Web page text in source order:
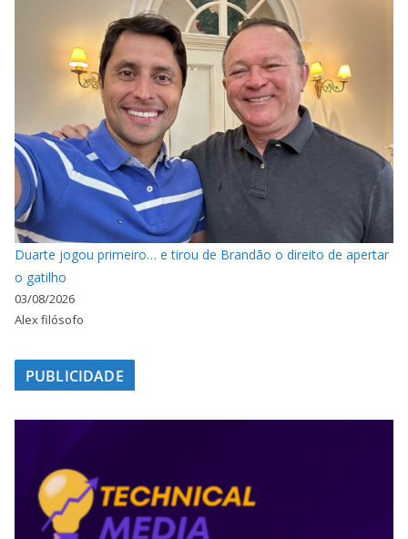
Duarte jogou primeiro… e tirou de Brandão o direito de apertar
o gatilho
03/08/2026
Alex filósofo
PUBLICIDADE